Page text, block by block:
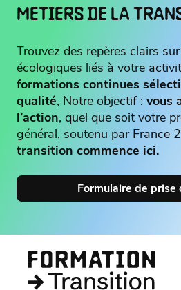
METIERS DE LA
Trouvez des repères clairs
écologiques liés à votre
formations continues
qualité, Notre objectif : vous
l’action, quel que soit votre
général, soutenu par France
transition commence ici.
Formulaire de prise